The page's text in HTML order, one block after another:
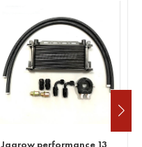
Jagrow performance 13